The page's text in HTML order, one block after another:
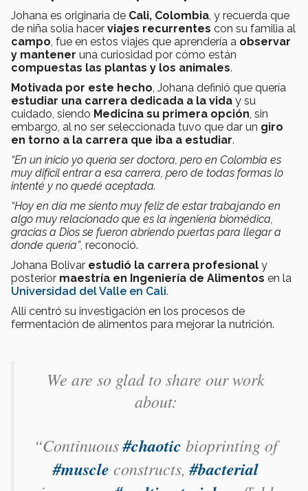
Johana es originaria de Cali, Colombia, y recuerda que
de niña solía hacer viajes recurrentes con su familia al
campo, fue en estos viajes que aprendería a observar
y mantener una curiosidad por cómo están
compuestas las plantas y los animales.
Motivada por este hecho, Johana definió que quería
estudiar una carrera dedicada a la vida y su
cuidado, siendo Medicina su primera opción, sin
embargo, al no ser seleccionada tuvo que dar un giro
en torno a la carrera que iba a estudiar.
“En un inicio yo quería ser doctora, pero en Colombia es
muy difícil entrar a esa carrera, pero de todas formas lo
intenté y no quedé aceptada.
“Hoy en día me siento muy feliz de estar trabajando en
algo muy relacionado que es la ingeniería biomédica,
gracias a Dios se fueron abriendo puertas para llegar a
donde quería”, reconoció.
Johana Bolivar estudió la carrera profesional y
posterior maestría en Ingeniería de Alimentos en la
Universidad del Valle en Cali.
Allí centró su investigación en los procesos de
fermentación de alimentos para mejorar la nutrición.
We are so glad to share our work
about:
“Continuous#chaotic bioprinting of
#muscle constructs,#bacterial